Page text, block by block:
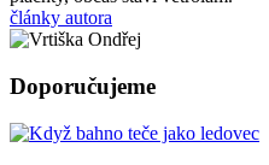
články autora
Doporučujeme